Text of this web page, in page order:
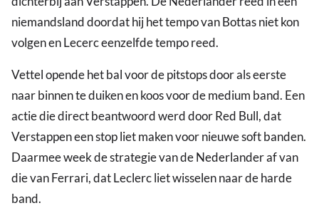
niemandsland doordat hij het tempo van Bottas niet kon
volgen en Lecerc eenzelfde tempo reed.
Vettel opende het bal voor de pitstops door als eerste
naar binnen te duiken en koos voor de medium band. Een
actie die direct beantwoord werd door Red Bull, dat
Verstappen een stop liet maken voor nieuwe soft banden.
Daarmee week de strategie van de Nederlander af van
die van Ferrari, dat Leclerc liet wisselen naar de harde
band.